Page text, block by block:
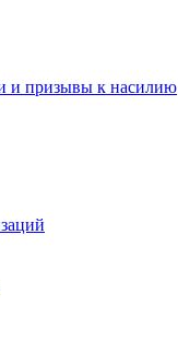
и призывы к насилию